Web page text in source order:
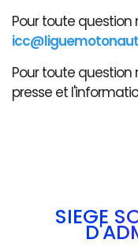
Pour toute question
Pour toute
presse et
SIÈGE